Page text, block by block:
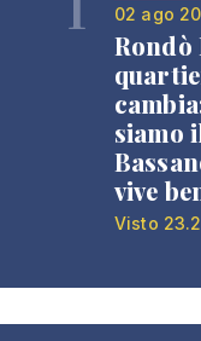
02 ago
Rondò
siamo
vive
Visto